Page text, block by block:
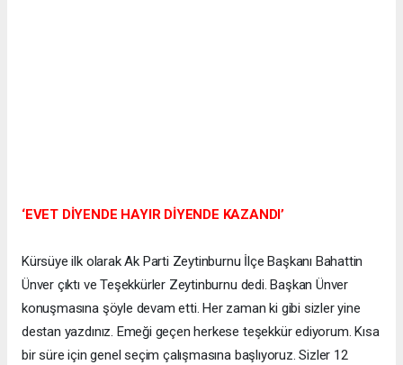
‘EVET DİYENDE HAYIR DİYENDE KAZANDI’
Kürsüye ilk olarak Ak Parti Zeytinburnu İlçe Başkanı Bahattin
Ünver çıktı ve Teşekkürler Zeytinburnu dedi. Başkan Ünver
konuşmasına şöyle devam etti. Her zaman ki gibi sizler yine
destan yazdınız. Emeği geçen herkese teşekkür ediyorum. Kısa
bir süre için genel seçim çalışmasına başlıyoruz. Sizler 12